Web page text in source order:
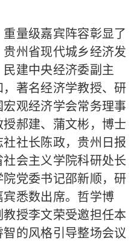
量级嘉宾阵容彰显了
州省现代城乡经济发
建中央经济委副主
著名经济学教授、研
观经济学会常务理事
郝建、蒲文彬，博士
社长陈政，贵州日报
会主义学院科研处长
党委书记邵新顺，研
悉数出席。哲学博
授李文荣受邀担任本
的风格引导整场会议